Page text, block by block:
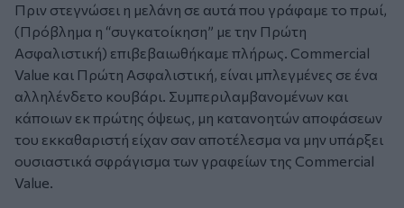
Πριν στεγνώσει η μελάνη σε αυτά που γράφαμε το πρωί,
(Πρόβλημα η “συγκατοίκηση” με την Πρώτη
Ασφαλιστική) επιβεβαιωθήκαμε πλήρως. Commercial
Value και Πρώτη Ασφαλιστική, είναι μπλεγμένες σε ένα
αλληλένδετο κουβάρι. Συμπεριλαμβανομένων και
κάποιων εκ πρώτης όψεως, μη κατανοητών αποφάσεων
του εκκαθαριστή είχαν σαν αποτέλεσμα να μην υπάρξει
ουσιαστικά σφράγισμα των γραφείων της Commercial
Value.